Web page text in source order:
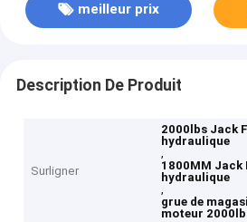
meilleur prix
Description De Produit
Surligner
2000lbs Jack
hydraulique
,
1800MM Jack
hydraulique
,
grue de
moteur